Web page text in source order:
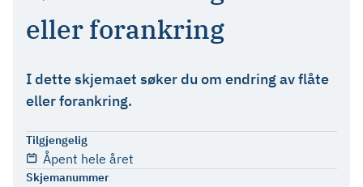
eller forankring
I dette skjemaet søker du om endring av flåte
eller forankring.
Tilgjengelig
Åpent hele året
Skjemanummer